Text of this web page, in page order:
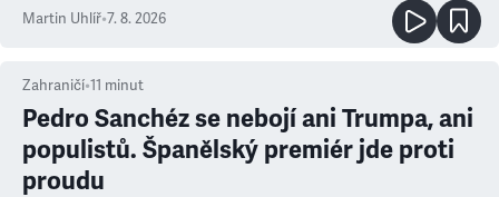
Martin Uhlíř•7. 8. 2026
Zahraničí•11 minut
Pedro Sanchéz se nebojí ani Trumpa, ani
populistů. Španělský premiér jde proti
proudu